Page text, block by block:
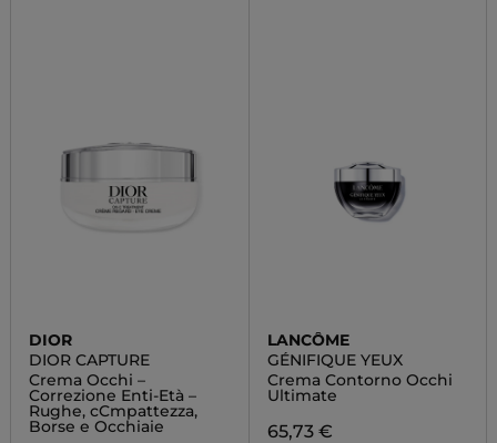
DIOR
DIOR CAPTURE
Crema Occhi –
Correzione Enti-Età –
Rughe, cCmpattezza,
Borse e Occhiaie
LANCÔME
GÉNIFIQUE YEUX
Crema Contorno Occhi
Ultimate
65,73 €